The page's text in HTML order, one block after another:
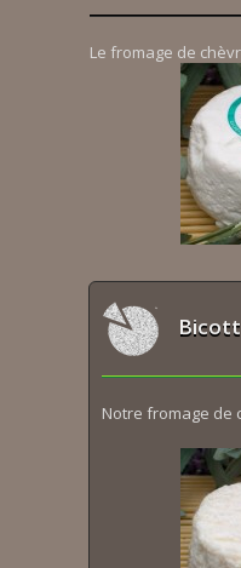
Le fromage de
Notre fromage de